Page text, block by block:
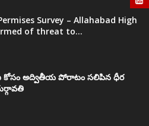
Survey – Allahabad High
of threat to...
అద్వితీయ పోరాటం సలిపిన ధీర